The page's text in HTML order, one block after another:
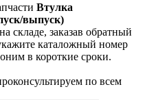
Втулка
выпуск)
на складе, заказав обратный
каталожный номер
в короткие сроки.
по всем